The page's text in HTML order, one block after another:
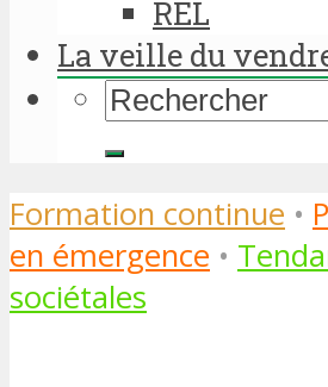
REL
La veille du
Formation continue •
en émergence •
sociétales